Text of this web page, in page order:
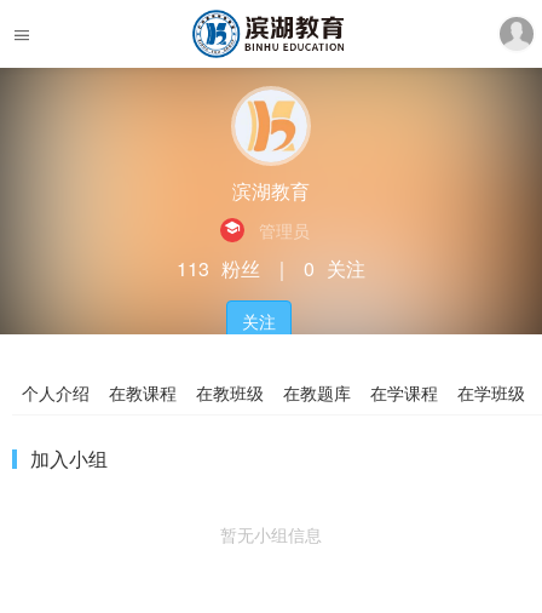
滨湖教育
管理员
113 粉丝 ｜ 0 关注
关注
个人介绍 在教课程 在教班级 在教题库 在学课程 在学班级
加入小组
暂无小组信息